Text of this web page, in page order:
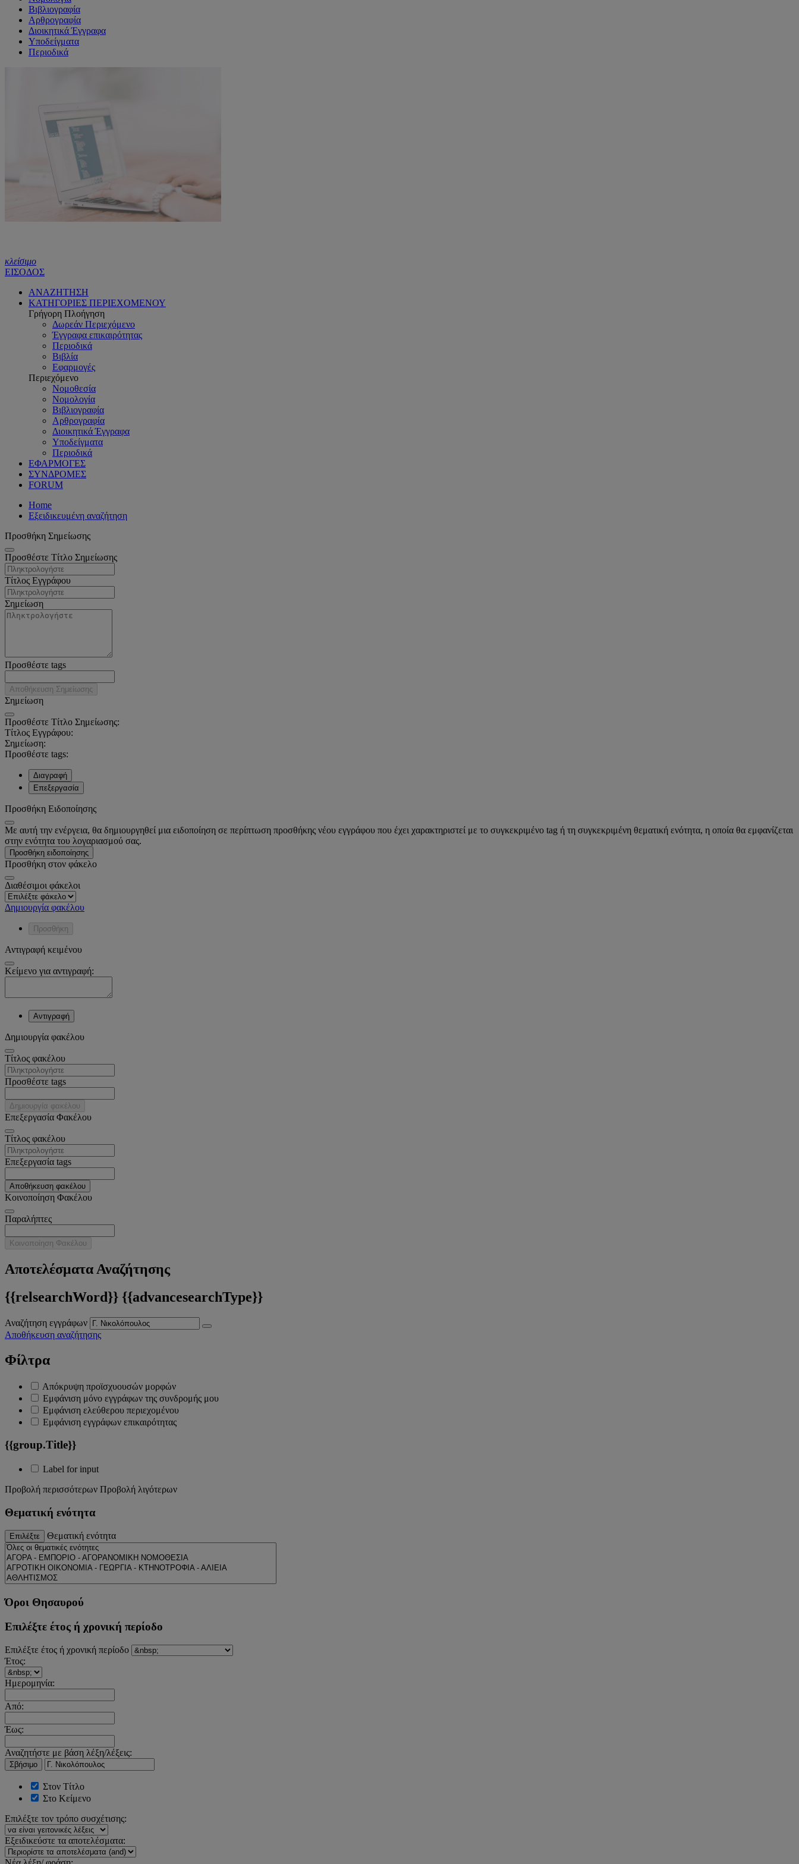
Βιβλιογραφία
Αρθρογραφία
Διοικητικά Έγγραφα
Υποδείγματα
Περιοδικά
κλείσιμο
ΕΙΣΟΔΟΣ
ΑΝΑΖΗΤΗΣΗ
ΚΑΤΗΓΟΡΙΕΣ ΠΕΡΙΕΧΟΜΕΝΟΥ
Γρήγορη Πλοήγηση
Δωρεάν Περιεχόμενο
Έγγραφα επικαιρότητας
Περιοδικά
Βιβλία
Εφαρμογές
Περιεχόμενο
Νομοθεσία
Νομολογία
Βιβλιογραφία
Αρθρογραφία
Διοικητικά Έγγραφα
Υποδείγματα
Περιοδικά
ΕΦΑΡΜΟΓΕΣ
ΣΥΝΔΡΟΜΕΣ
FORUM
Home
Εξειδικευμένη αναζήτηση
Προσθήκη Σημείωσης
Προσθέστε Τίτλο Σημείωσης
Τίτλος Εγγράφου
Σημείωση
Προσθέστε tags
Αποθήκευση Σημείωσης
Σημείωση
Προσθέστε Τίτλο Σημείωσης:
Τίτλος Εγγράφου:
Σημείωση:
Προσθέστε tags:
Διαγραφή
Επεξεργασία
Προσθήκη Ειδοποίησης
Με αυτή την ενέργεια, θα δημιουργηθεί μια ειδοποίηση σε περίπτωση προσθήκης νέου εγγράφου που έχει χαρακτηριστεί με το συγκεκριμένο tag ή τη συγκεκριμένη θεματική ενότητα, η οποία θα εμφανίζεται
στην ενότητα του λογαριασμού σας.
Προσθήκη ειδοποίησης
Προσθήκη στον φάκελο
Διαθέσιμοι φάκελοι
Δημιουργία φακέλου
Προσθήκη
Αντιγραφή κειμένου
Κείμενο για αντιγραφή:
Αντιγραφή
Δημιουργία φακέλου
Tίτλος φακέλου
Προσθέστε tags
Δημιουργία φακέλου
Επεξεργασία Φακέλου
Tίτλος φακέλου
Επεξεργασία tags
Αποθήκευση φακέλου
Κοινοποίηση Φακέλου
Παραλήπτες
Κοινοποίηση Φακέλου
Αποτελέσματα Αναζήτησης
{{relsearchWord}} {{advancesearchType}}
Αναζήτηση εγγράφων
Αποθήκευση αναζήτησης
Φίλτρα
Απόκρυψη προϊσχυουσών μορφών
Εμφάνιση μόνο εγγράφων της συνδρομής μου
Εμφάνιση ελεύθερου περιεχομένου
Εμφάνιση εγγράφων επικαιρότητας
{{group.Title}}
Label for input
Προβολή περισσότερων Προβολή λιγότερων
Θεματική ενότητα
Επιλέξτε Θεματική ενότητα
Όροι Θησαυρού
Επιλέξτε έτος ή χρονική περίοδο
Επιλέξτε έτος ή χρονική περίοδο
Έτος:
Ημερομηνία:
Από:
Έως:
Αναζητήστε με βάση λέξη/λέξεις:
Σβήσιμο
Στον Τίτλο
Στο Κείμενο
Επιλέξτε τον τρόπο συσχέτισης:
Εξειδικεύστε τα αποτελέσματα: